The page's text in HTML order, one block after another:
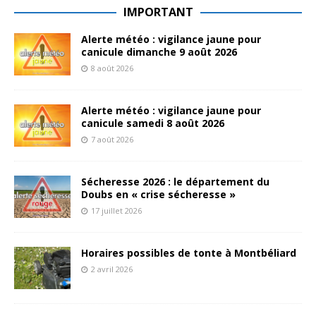
IMPORTANT
Alerte météo : vigilance jaune pour
canicule dimanche 9 août 2026
8 août 2026
Alerte météo : vigilance jaune pour
canicule samedi 8 août 2026
7 août 2026
Sécheresse 2026 : le département du
Doubs en « crise sécheresse »
17 juillet 2026
Horaires possibles de tonte à Montbéliard
2 avril 2026